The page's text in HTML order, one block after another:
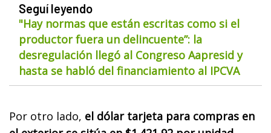
Seguí leyendo
"Hay normas que están escritas como si el
productor fuera un delincuente”: la
desregulación llegó al Congreso Aapresid y
hasta se habló del financiamiento al IPCVA
Por otro lado, el dólar tarjeta para compras en